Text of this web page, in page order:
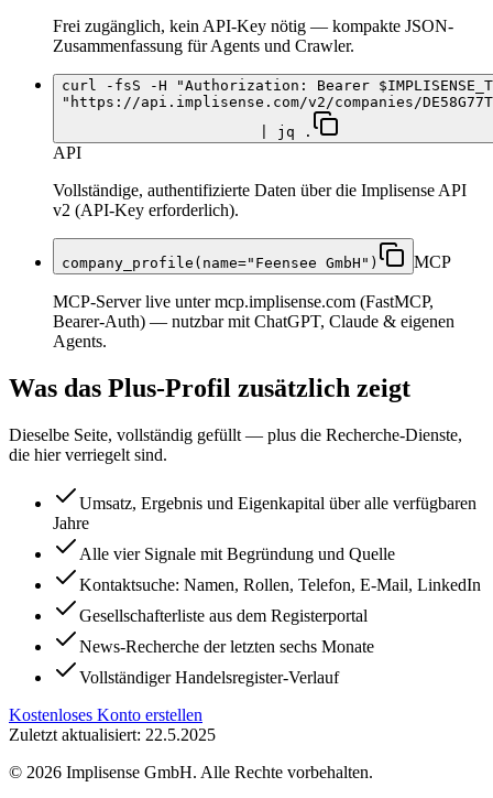
Frei zugänglich, kein API-Key nötig — kompakte JSON-
Zusammenfassung für Agents und Crawler.
curl -fsS -H "Authorization: Bearer
"https://api.implisense.com/v2/companies/
| jq .
API
Vollständige, authentifizierte Daten über die Implisense API
v2 (API-Key erforderlich).
company_profile(name="Feensee GmbH") MCP
MCP-Server live unter mcp.implisense.com (FastMCP,
Bearer-Auth) — nutzbar mit ChatGPT, Claude & eigenen
Agents.
Was das Plus-Profil zusätzlich zeigt
Dieselbe Seite, vollständig gefüllt — plus die Recherche-Dienste,
die hier verriegelt sind.
Umsatz, Ergebnis und Eigenkapital über alle verfügbaren
Jahre
Alle vier Signale mit Begründung und Quelle
Kontaktsuche: Namen, Rollen, Telefon, E-Mail, LinkedIn
Gesellschafterliste aus dem Registerportal
News-Recherche der letzten sechs Monate
Vollständiger Handelsregister-Verlauf
Kostenloses Konto erstellen
Zuletzt aktualisiert: 22.5.2025
© 2026 Implisense GmbH. Alle Rechte vorbehalten.